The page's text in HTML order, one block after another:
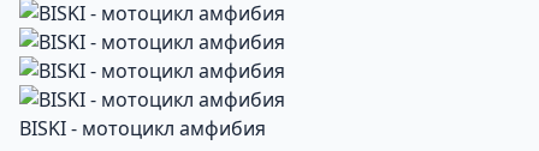
BISKI - мотоцикл амфибия